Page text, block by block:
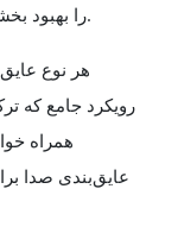
را بهبود.
هر نوع
رویکرد جامع که
همراه
عایق‌بندی صدا